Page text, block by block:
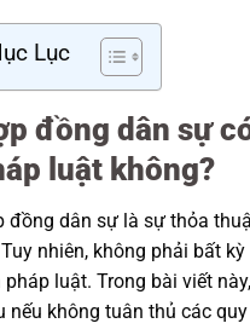
Lục
đồng dân sự
luật không?
đồng dân sự là sự thỏa
nhiên, không phải bất
pháp luật. Trong bài viết
nếu không tuân thủ các